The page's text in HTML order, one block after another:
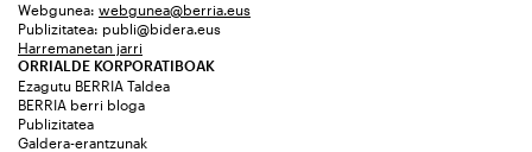
Webgunea: webgunea@berria.eus
Publizitatea: publi@bidera.eus
Harremanetan jarri
ORRIALDE KORPORATIBOAK
Ezagutu BERRIA Taldea
BERRIA berri bloga
Publizitatea
Galdera-erantzunak